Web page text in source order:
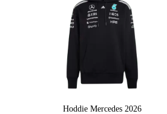
Hoddie Mercedes 2026